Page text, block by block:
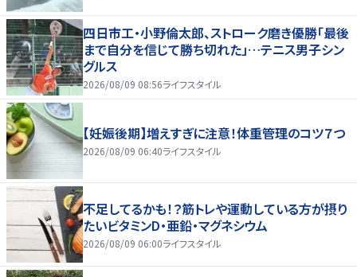
四日市工・小野倫太郎、ストローク磨き優勝「最後
まで自分を信じて勝ち切れた」…テニス男子シン
グルス
2026/08/09 08:56ライフスタイル
【妊娠後期】増えすぎに注意！体重管理のコツ７つ
2026/08/09 06:40ライフスタイル
不足してるかも！？筋トレや運動している方が摂り
たいビタミンD・亜鉛・マグネシウム
2026/08/09 06:00ライフスタイル